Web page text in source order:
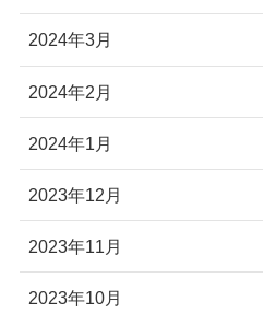
2024年3月
2024年2月
2024年1月
2023年12月
2023年11月
2023年10月